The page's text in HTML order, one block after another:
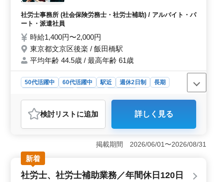
通勤しやすい環境です。賞与・交通費支給や社会保険完
備など福利厚生も整っており、安心して長く働ける職場
です。
てくださる方を募集します。 落ち着いた環
社労士事務所 (社会保険労務士・社労士補助) / アルバイト・パ
ート・派遣社員
時給1,400円〜2,000円
東京都文京区後楽 / 飯田橋駅
平均年齢 44.5歳 / 最高年齢 61歳
50代活躍中 60代活躍中 駅近 週休2日制
長期
社労士事務所
おすすめポイント
＜人事労務の経験を活かせる業務内容＞ 給与計算業務
や雇用管理業務、助成金申請補助などを担当します。こ
れまで培った人事労務や社労士事務所での実務経験を活
かせる環境です。 ＜働きやすい勤務環境＞ 完全週
休2日制（土日祝休み）で、週3日から勤務可能です。残
業もなく、家庭やプライベートと両立しながら無理なく
検討リスト に追加 詳しく見る
掲載期間 2026/06/01〜2026/08/31
新着
社労士、社労士補助業務／年間休日120日